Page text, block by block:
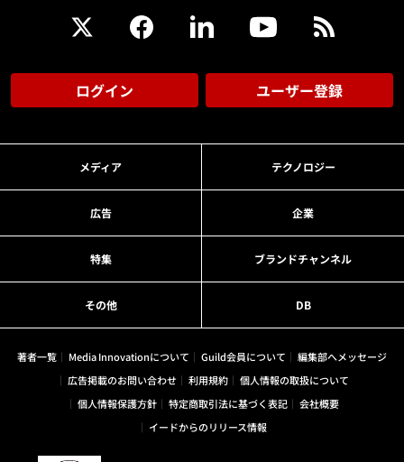
ログイン ユーザー登録
メディア テクノロジー
広告 企業
特集 ブランドチャンネル
その他 DB
著者一覧 Media Innovationについて Guild会員について
編集部へメッセージ
広告掲載のお問い合わせ
利用規約
個人情報の取扱について
個人情報保護方針
特定商取引法に基づく表記
会社概要
イードからのリリース情報